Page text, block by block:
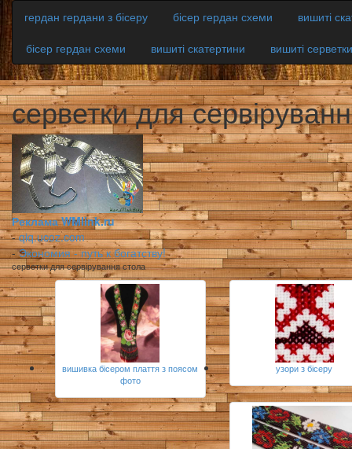
гердан гердани з бісеру бісер гердан схеми
вишиті
бісер гердан схеми
вишиті скатертини вишиті серветки
серветки для
Реклама WMlink.ru
-qiq.ucoz.com
-Экономия - путь к богатству!
серветки для сервірування стола
вишивка бісером плаття з поясом
фото
узори з бісеру